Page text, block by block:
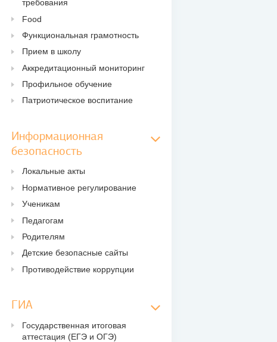
требования
Food
Функциональная грамотность
Прием в школу
Аккредитационный мониторинг
Профильное обучение
Патриотическое воспитание
Информационная
безопасность
Локальные акты
Нормативное регулирование
Ученикам
Педагогам
Родителям
Детские безопасные сайты
Противодействие коррупции
ГИА
Государственная итоговая
аттестация (ЕГЭ и ОГЭ)